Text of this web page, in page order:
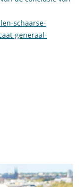
schaarse-
generaal-